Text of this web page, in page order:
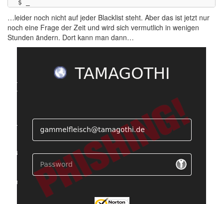
…leider noch nicht auf jeder Blacklist steht. Aber das ist jetzt nur
noch eine Frage der Zeit und wird sich vermutlich in wenigen
Stunden ändern. Dort kann man dann…